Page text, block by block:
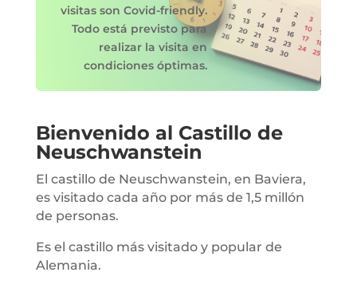
visitas son Covid-friendly.
Todo está previsto para
realizar la visita en
condiciones óptimas.
Bienvenido al Castillo de
Neuschwanstein
El castillo de Neuschwanstein, en Baviera,
es visitado cada año por más de 1,5 millón
de personas.
Es el castillo más visitado y popular de
Alemania.